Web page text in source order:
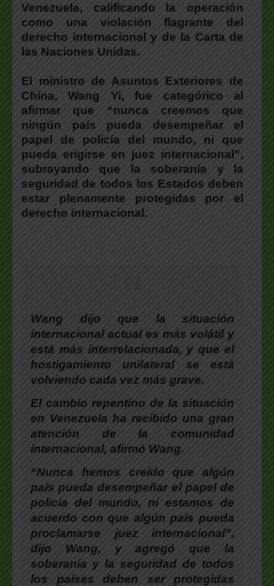
Venezuela, calificando la operación
como una violación flagrante del
derecho internacional y de la Carta de
las Naciones Unidas.
El ministro de Asuntos Exteriores de
China, Wang Yi, fue categórico al
afirmar que “nunca creemos que
ningún país pueda desempeñar el
papel de policía del mundo, ni que
pueda erigirse en juez internacional”,
subrayando que la soberanía y la
seguridad de todos los Estados deben
estar plenamente protegidas por el
derecho internacional.
Wang dijo que la situación
internacional actual es más volátil y
está más interrelacionada, y que el
hostigamiento unilateral se está
volviendo cada vez más grave.
El cambio repentino de la situación
en Venezuela ha recibido una gran
atención de la comunidad
internacional, afirmó Wang.
“Nunca hemos creído que algún
país pueda desempeñar el papel de
policía del mundo, ni estamos de
acuerdo con que algún país pueda
proclamarse juez internacional”,
dijo Wang, y agregó que la
soberanía y la seguridad de todos
los países deben ser protegidas